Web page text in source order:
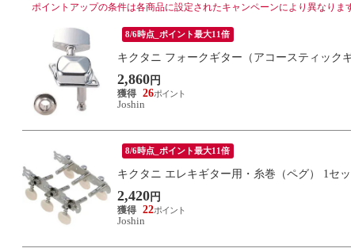
ポイントアップの条件は各商品に設定されたキャンペーンにより異なりま
8/6時点_ポイント最大11倍
キクタニ フォークギター（アコースティック
2,860 円
26
Joshin
8/6時点_ポイント最大11倍
キクタニ エレキギター用・糸巻（ペグ） 1セ
2,420 円
22
Joshin